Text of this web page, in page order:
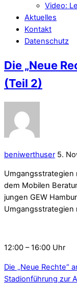
Video:
Aktuelles
Kontakt
Datenschutz
Die „Neue
(Teil 2)
beniwerthuser 5.
Umgangsstrategien
dem Mobilen
jungen GEW
Umgangsstrategien
12:00 – 16:00 Uhr
Die „Neue Rechte“
Stadionführung zur